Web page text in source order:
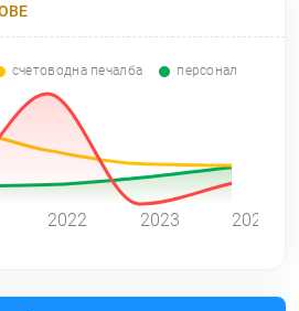
счетоводна печалба персонал
2022 2023 2024